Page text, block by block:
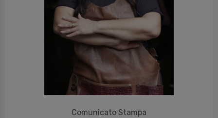
Comunicato Stampa